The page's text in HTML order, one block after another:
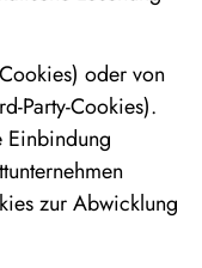
oder von
Party-Cookies).
Einbindung
zur Abwicklung